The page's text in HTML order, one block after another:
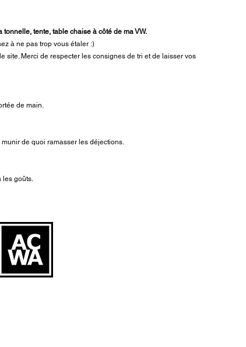
tente, table chaise à côté de ma VW.
à ne pas trop vous étaler :)
site. Merci de respecter les consignes de tri et de laisser vos
de main.
de quoi ramasser les déjections.
les goûts.